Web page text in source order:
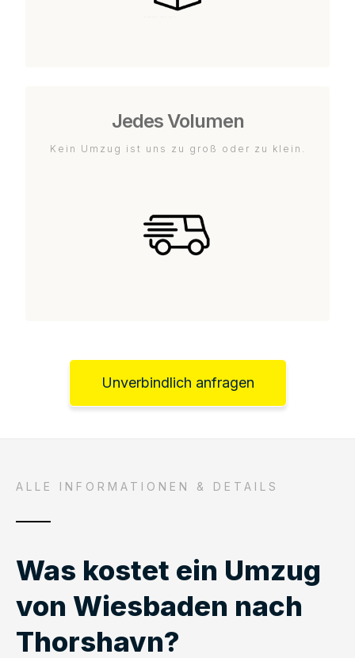
Jedes Volumen
Kein Umzug ist uns zu groß oder zu klein.
Unverbindlich anfragen
ALLE INFORMATIONEN & DETAILS
Was kostet ein Umzug
von Wiesbaden nach
Thorshavn?